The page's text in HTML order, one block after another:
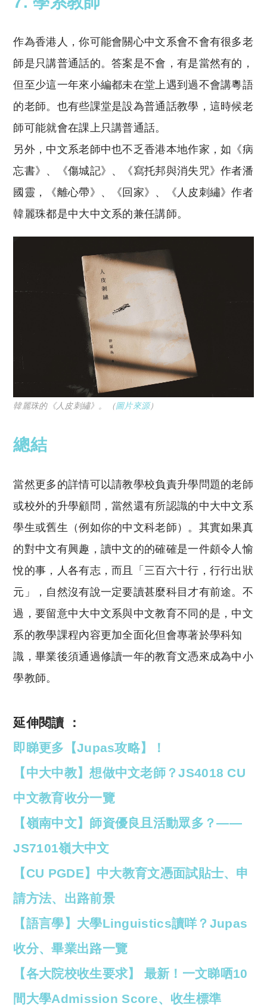
作為香港人，你可能會關心中文系會不會有很多老
師是只講普通話的。答案是不會，有是當然有的，
但至少這一年來小編都未在堂上遇到過不會講粵語
的老師。也有些課堂是設為普通話教學，這時候老
師可能就會在課上只講普通話。
另外，中文系老師中也不乏香港本地作家，如《病
忘書》、《傷城記》、《寫托邦與消失咒》作者潘
國靈，《離心帶》、《回家》、《人皮刺繡》作者
韓麗珠都是中大中文系的兼任講師。
韓麗珠的《人皮刺繡》。（圖片來源）
總結
當然更多的詳情可以請教學校負責升學問題的老師
或校外的升學顧問，當然還有所認識的中大中文系
學生或舊生（例如你的中文科老師）。其實如果真
的對中文有興趣，讀中文的的確確是一件頗令人愉
悅的事，人各有志，而且「三百六十行，行行出狀
元」，自然沒有說一定要讀甚麼科目才有前途。不
過，要留意中大中文系與中文教育不同的是，中文
系的教學課程內容更加全面化但會專著於學科知
識，畢業後須通過修讀一年的教育文憑來成為中小
學教師。
延伸閱讀 ：
即睇更多【Jupas攻略】！
【中大中教】想做中文老師？JS4018 CU
中文教育收分一覽
【嶺南中文】師資優良且活動眾多？——
JS7101嶺大中文
【CU PGDE】中大教育文憑面試貼士、申
請方法、出路前景
【語言學】大學Linguistics讀咩？Jupas
收分、畢業出路一覽
【各大院校收生要求】 最新！一文睇哂10
間大學Admission Score、收生標準